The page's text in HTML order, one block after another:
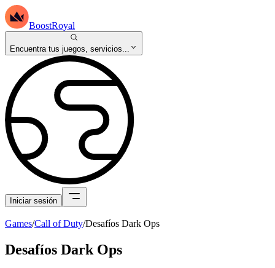
BoostRoyal
Encuentra tus juegos, servicios...
Iniciar sesión
Games/Call of Duty/Desafíos Dark Ops
Desafíos Dark Ops